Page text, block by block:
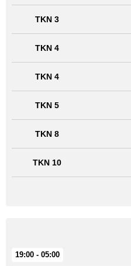
3 TKN
4 TKN
4 TKN
5 TKN
8 TKN
10 TKN
05:00 - 19:00